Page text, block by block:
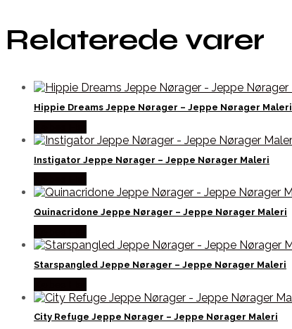
Relaterede varer
Hippie Dreams Jeppe Nørager – Jeppe Nørager Maleri
Instigator Jeppe Nørager – Jeppe Nørager Maleri
Quinacridone Jeppe Nørager – Jeppe Nørager Maleri
Starspangled Jeppe Nørager – Jeppe Nørager Maleri
City Refuge Jeppe Nørager – Jeppe Nørager Maleri